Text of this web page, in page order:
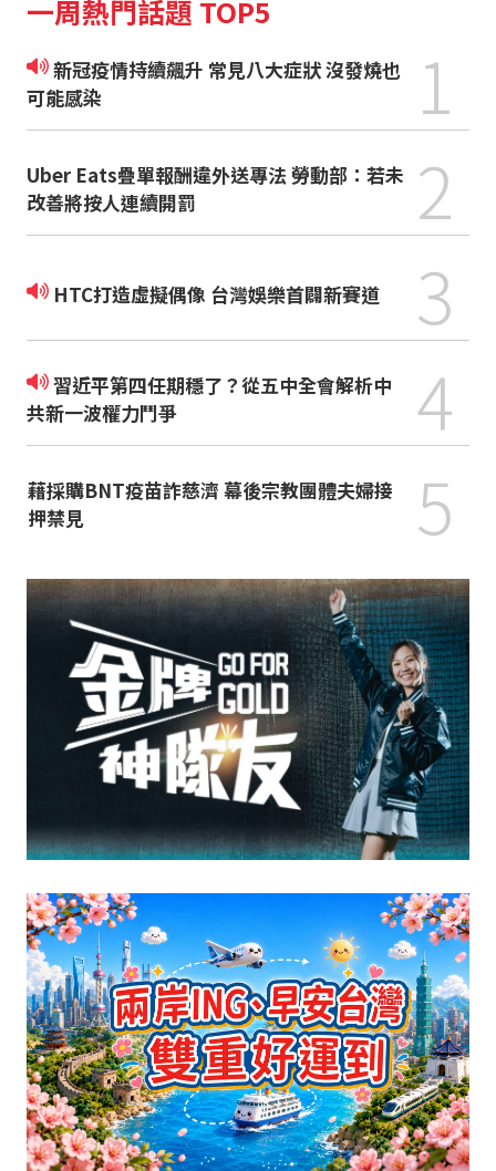
一周熱門話題 TOP5
新冠疫情持續飆升 常見八大症狀 沒發燒也
可能感染
1
Uber Eats疊單報酬違外送專法 勞動部：若未
改善將按人連續開罰
2
HTC打造虛擬偶像 台灣娛樂首闢新賽道 3
習近平第四任期穩了？從五中全會解析中
共新一波權力鬥爭
4
藉採購BNT疫苗詐慈濟 幕後宗教團體夫婦接
押禁見
5